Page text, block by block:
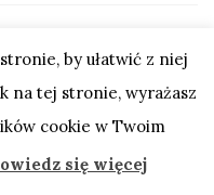
by ułatwić z niej
na tej stronie, wyrażasz
cookie w Twoim
się więcej